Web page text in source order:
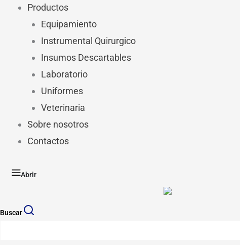
Productos
Equipamiento
Instrumental Quirurgico
Insumos Descartables
Laboratorio
Uniformes
Veterinaria
Sobre nosotros
Contactos
Abrir
Buscar